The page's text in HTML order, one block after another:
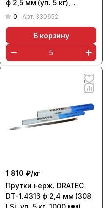
ф 2,5 мм (уп. 5 кг),
Castolin
0 Арт. 330652
В корзину
1 810 ₽/кг
Прутки нерж. DRATEC
DT-1.4316 ф 2,4 мм (308
LSi, уп. 5 кг, 1000 мм)